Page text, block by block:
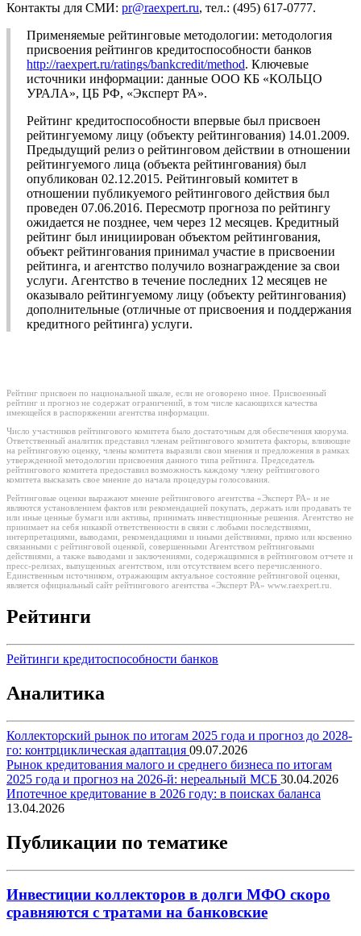
Контакты для СМИ: pr@raexpert.ru, тел.: (495) 617-0777.
Применяемые рейтинговые методологии: методология
присвоения рейтингов кредитоспособности банков
http://raexpert.ru/ratings/bankcredit/method. Ключевые
источники информации: данные ООО КБ «КОЛЬЦО
УРАЛА», ЦБ РФ, «Эксперт РА».
Рейтинг кредитоспособности впервые был присвоен
рейтингуемому лицу (объекту рейтингования) 14.01.2009.
Предыдущий релиз о рейтинговом действии в отношении
рейтингуемого лица (объекта рейтингования) был
опубликован 02.12.2015. Рейтинговый комитет в
отношении публикуемого рейтингового действия был
проведен 07.06.2016. Пересмотр прогноза по рейтингу
ожидается не позднее, чем через 12 месяцев. Кредитный
рейтинг был инициирован объектом рейтингования,
объект рейтингования принимал участие в присвоении
рейтинга, и агентство получило вознаграждение за свои
услуги. Агентство в течение последних 12 месяцев не
оказывало рейтингуемому лицу (объекту рейтингования)
дополнительные (отличные от присвоения и поддержания
кредитного рейтинга) услуги.
Рейтинг присвоен по национальной шкале, если не оговорено иное. Присвоенный
рейтинг и прогноз не содержат ограничений, в том числе касающихся качества
имеющейся в распоряжении агентства информации.
Число участников рейтингового комитета было достаточным для обеспечения кворума.
Ответственный аналитик представил членам рейтингового комитета факторы, влияющие
на рейтинговую оценку, члены комитета выразили свои мнения и предложения в рамках
утвержденной методологии присвоения данного типа рейтинга. Председатель
рейтингового комитета предоставил возможность каждому члену рейтингового
комитета высказать свое мнение до начала процедуры голосования.
Рейтинговые оценки выражают мнение рейтингового агентства «Эксперт РА» и не
являются установлением фактов или рекомендацией покупать, держать или продавать те
или иные ценные бумаги или активы, принимать инвестиционные решения. Агентство не
принимает на себя никакой ответственности в связи с любыми последствиями,
интерпретациями, выводами, рекомендациями и иными действиями, прямо или косвенно
связанными с рейтинговой оценкой, совершенными Агентством рейтинговыми
действиями, а также выводами и заключениями, содержащимися в рейтинговом отчете и
пресс-релизах, выпущенных агентством, или отсутствием всего перечисленного.
Единственным источником, отражающим актуальное состояние рейтинговой оценки,
является официальный сайт рейтингового агентства «Эксперт РА» www.raexpert.ru.
Рейтинги
Рейтинги кредитоспособности банков
Аналитика
Коллекторский рынок по итогам 2025 года и прогноз до 2028-
го: контрциклическая адаптация 09.07.2026
Рынок кредитования малого и среднего бизнеса по итогам
2025 года и прогноз на 2026-й: нереальный МСБ 30.04.2026
Ипотечное кредитование в 2026 году: в поисках баланса
13.04.2026
Публикации по тематике
Инвестиции коллекторов в долги МФО скоро
сравняются с тратами на банковские